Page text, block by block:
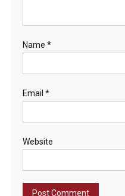
Name *
Email *
Website